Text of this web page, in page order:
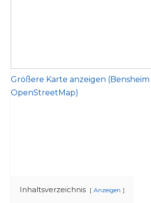
Größere Karte anzeigen (Bensheim
OpenStreetMap)
Inhaltsverzeichnis Anzeigen